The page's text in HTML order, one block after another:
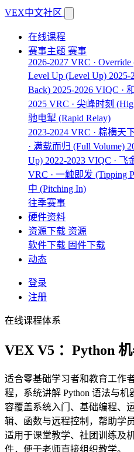
VEX中文社区
在线课程
赛事主题 赛事
2026-2027 VRC · Override
Level Up (Level Up) 2025-
Back) 2025-2026 VIQC ·
2025 VRC · 尖峰时刻
驰电掣 (Rapid Relay)
2023-2024 VRC · 粽横天
· 满载而归 (Full Volume)
Up) 2022-2023 VIQC · 飞
VRC · 一触即发 (Tipping
中 (Pitching In)
往季赛事
硬件资料
资源下载 资源
软件下载 固件下载
动态
登录
注册
在线课程体系
VEX V5 ：Python
适合零基础学习者和教育工作
程，系统讲解 Python 语法与
容覆盖系统入门、基础编程、
辑、函数与远程控制，帮助学
适用于课堂教学、社团训练及
件，便于老师直接组织教学。